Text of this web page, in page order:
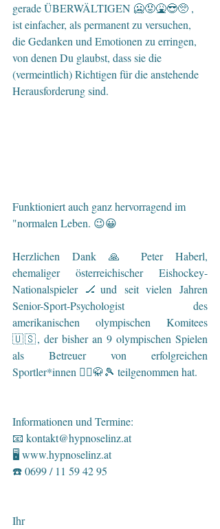
gerade ÜBERWÄLTIGEN 🥶😡🤮😎🥺 ,
ist einfacher, als permanent zu versuchen,
die Gedanken und Emotionen zu erringen,
von denen Du glaubst, dass sie die
(vermeintlich) Richtigen für die anstehende
Herausforderung sind.
Funktioniert auch ganz hervorragend im
"normalen Leben. 😉😀
Herzlichen Dank 🙏 Peter Haberl,
ehemaliger österreichischer Eishockey-
Nationalspieler 🏒und seit vielen Jahren
Senior-Sport-Psychologist des
amerikanischen olympischen Komitees
🇺🇸, der bisher an 9 olympischen Spielen
als Betreuer von erfolgreichen
Sportler*innen 🤽‍♀️🥋🎾 teilgenommen hat.
Informationen und Termine:
📧 kontakt@hypnoselinz.at
🖥 www.hypnoselinz.at
☎️ 0699 / 11 59 42 95
Ihr